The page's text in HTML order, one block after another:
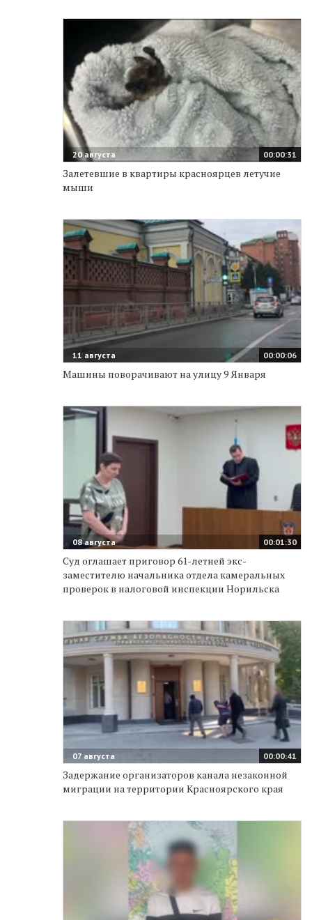
00:00:31
20 августа
Залетевшие в квартиры красноярцев летучие
мыши
00:00:06
11 августа
Машины поворачивают на улицу 9 Января
00:01:30
08 августа
Суд оглашает приговор 61-летней экс-
заместителю начальника отдела камеральных
проверок в налоговой инспекции Норильска
00:00:41
07 августа
Задержание организаторов канала незаконной
миграции на территории Красноярского края